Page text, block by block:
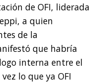
de OFI, liderada
a quien
de la
que habría
interna entre el
lo que ya OFI